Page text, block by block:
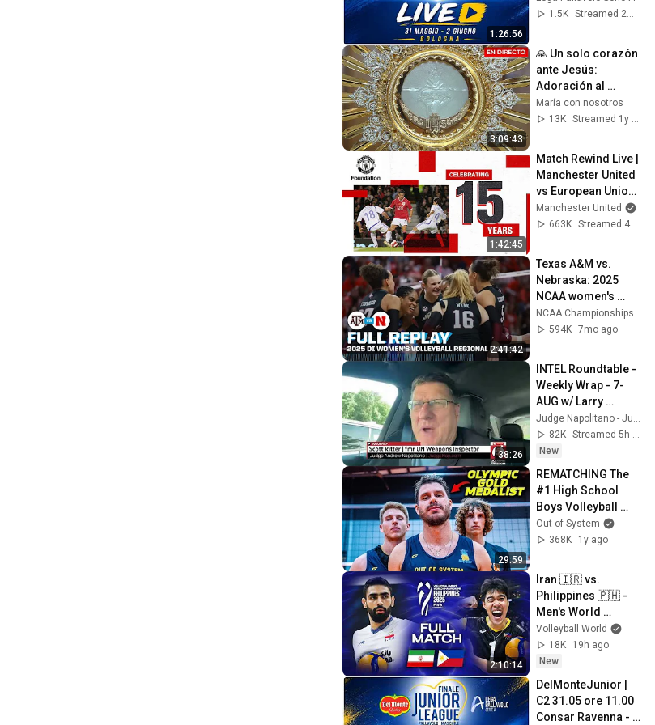
1:26:56
1.5K
Streamed 2mo ago
3:09:43
🙏 Un solo corazón
ante Jesús:
Adoración al
Santísimo en vivo
✨ 19 sept 2024
María con nosotros
13K
Streamed 1y ago
1:42:45
Match Rewind Live |
Manchester United
vs European Union
XI (2007) | Sunday
20:00 (GMT)
Manchester United
663K
Streamed 4y ago
2:41:42
Texas A&M vs.
Nebraska: 2025
NCAA women's
volleyball regional
finals | FULL REPLAY
NCAA Championships
594K 7mo ago
38:26
INTEL Roundtable -
Weekly Wrap - 7-
AUG w/ Larry
Johnson, Pepe
Escobar, & Scott
Ritter
82K
New
29:59
REMATCHING The
#1 High School
Boys Volleyball
Team in AMERICA
Out of System
368K
1y ago
2:10:14
Iran 🇮🇷 vs.
Philippines 🇵🇭 -
Men's World
Championship 2025
| Full Match
Volleyball World
18K
19h ago
New
DelMonteJunior |
C2 31.05 ore 11.00
Consar Ravenna -